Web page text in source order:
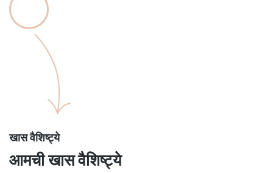
खास वैशिष्ट्ये
आमची खास वैशिष्ट्ये